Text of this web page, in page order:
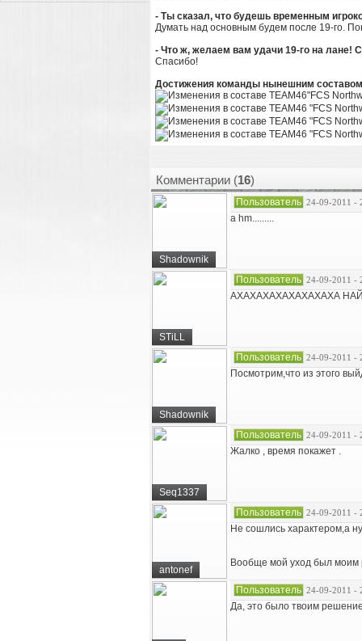
- Ты сказал, что будешь временным
Думать над основным будем после 19-го.
- Что ж, желаем вам удачи 19-го на лане!
Спасибо!
Достижения команды нынешним
"FCS
"FCS
"FCS
"FCS
Комментарии (16)
Shadownik
Пользователь 24-09-2011 -
a hm.........
STiLL
Пользователь 24-09-2011 -
АХАХАХАХАХАХАХАХА
Shadownik
Пользователь 24-09-2011 -
Посмотрим,что из этого
Seq1337
Пользователь 24-09-2011 -
Жалко , время покажет .
antonef
Пользователь 24-09-2011 -
Не сошлись характером,а
Вообще мой уход был моим
Пользователь 24-09-2011 -
Да, это было твоим